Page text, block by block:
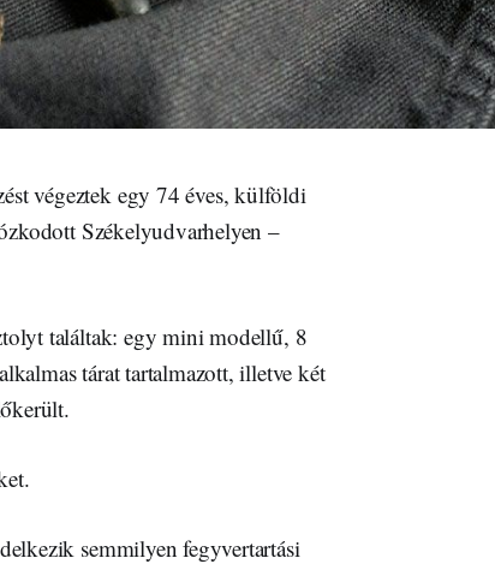
végeztek egy 74 éves, külföldi
Székelyudvarhelyen –
találtak: egy mini modellű, 8
tárat tartalmazott, illetve két
semmilyen fegyvertartási